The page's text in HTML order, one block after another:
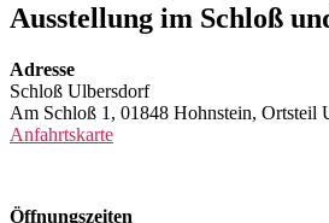
Ausstellung im Schloß
Adresse
Schloß Ulbersdorf
Am Schloß 1, 01848 Hohnstein, Ortsteil
Anfahrtskarte
Öffnungszeiten